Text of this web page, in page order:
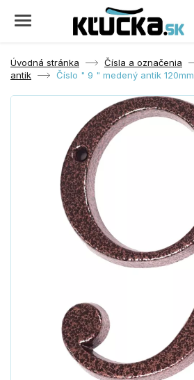
Úvodná stránka Čísla a označenia
antik
Číslo " 9 " medený antik 120mm